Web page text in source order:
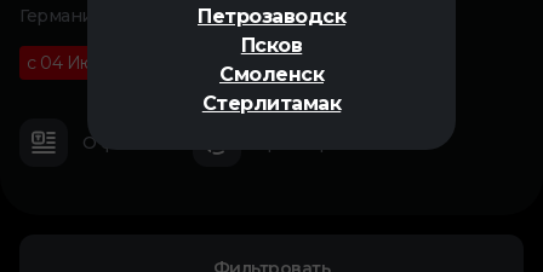
Петрозаводск
Псков
Смоленск
Стерлитамак
Германия, 2025
с 04 Июня 01 ч 32 м
О фильме